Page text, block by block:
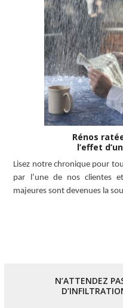
Rénos
l’effet
Lisez notre chronique pour
par l’une de nos clientes
majeures sont devenues la
N’ATTENDEZ